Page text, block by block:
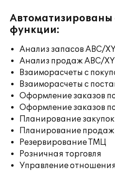
функции:
Анализ запасов ABC/
Анализ продаж ABC/
Взаиморасчеты с
Взаиморасчеты с
Оформление заказов
Оформление заказов
Планирование закупок
Планирование продаж
Резервирование ТМЦ
Розничная торговля
Управление